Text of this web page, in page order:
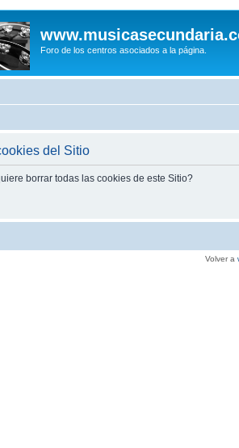
Foro de los centros asociados a la página.
del Sitio
borrar todas las cookies de este Sitio?
Volver a